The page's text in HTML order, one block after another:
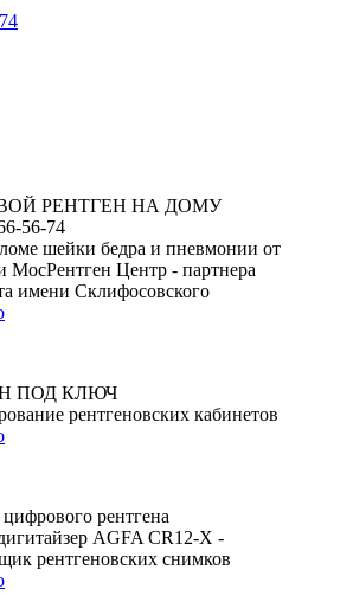
РЕНТГЕН НА ДОМУ
56-74
шейки бедра и пневмонии от
МосРентген Центр - партнера
имени Склифосовского
ПОД КЛЮЧ
рентгеновских кабинетов
рентгена
AGFA CR12-X -
рентгеновских снимков